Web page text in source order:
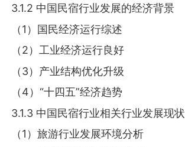
3.1.2 中国民宿行业发展的经济背景
（1）国民经济运行综述
（2）工业经济运行良好
（3）产业结构优化升级
（4）“十四五”经济趋势
3.1.3 中国民宿行业相关行业发展现状
（1）旅游行业发展环境分析